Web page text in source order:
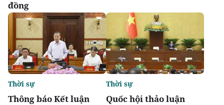
đồng
Thông báo Kết luận
Thời sự
Quốc hội thảo luận
Thời sự